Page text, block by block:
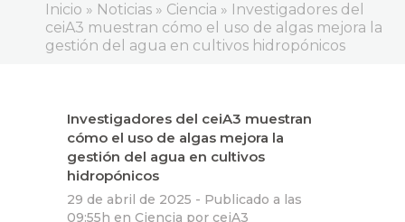
Inicio » Noticias » Ciencia » Investigadores del
ceiA3 muestran cómo el uso de algas mejora la
gestión del agua en cultivos hidropónicos
Investigadores del ceiA3 muestran
cómo el uso de algas mejora la
gestión del agua en cultivos
hidropónicos
29 de abril de 2025 - Publicado a las
09:55h en Ciencia por ceiA3